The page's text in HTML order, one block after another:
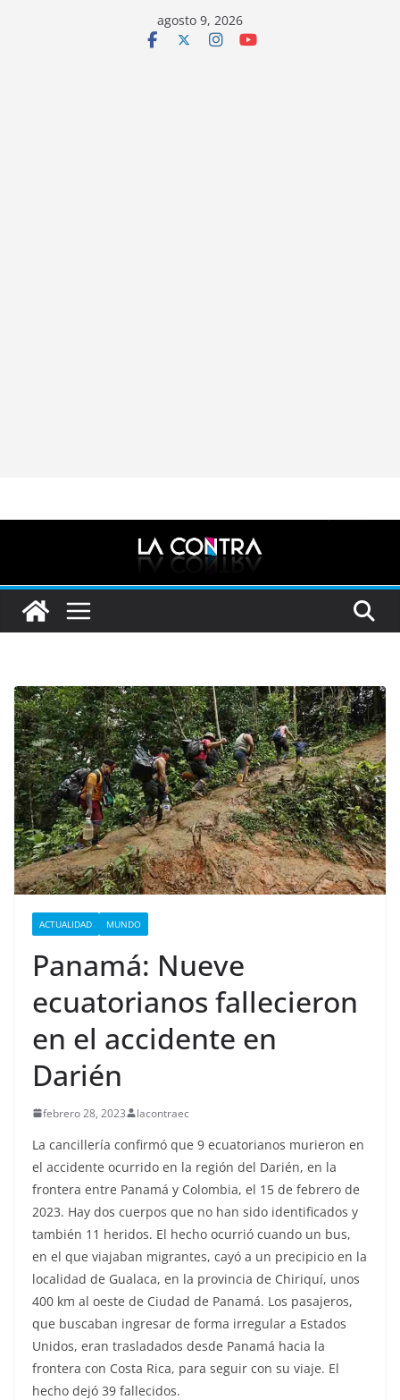
agosto 9, 2026
ACTUALIDAD MUNDO
Panamá: Nueve
ecuatorianos fallecieron
en el accidente en
Darién
febrero 28, 2023 lacontraec
La cancillería confirmó que 9 ecuatorianos murieron en
el accidente ocurrido en la región del Darién, en la
frontera entre Panamá y Colombia, el 15 de febrero de
2023. Hay dos cuerpos que no han sido identificados y
también 11 heridos. El hecho ocurrió cuando un bus,
en el que viajaban migrantes, cayó a un precipicio en la
localidad de Gualaca, en la provincia de Chiriquí, unos
400 km al oeste de Ciudad de Panamá. Los pasajeros,
que buscaban ingresar de forma irregular a Estados
Unidos, eran trasladados desde Panamá hacia la
frontera con Costa Rica, para seguir con su viaje. El
hecho dejó 39 fallecidos.